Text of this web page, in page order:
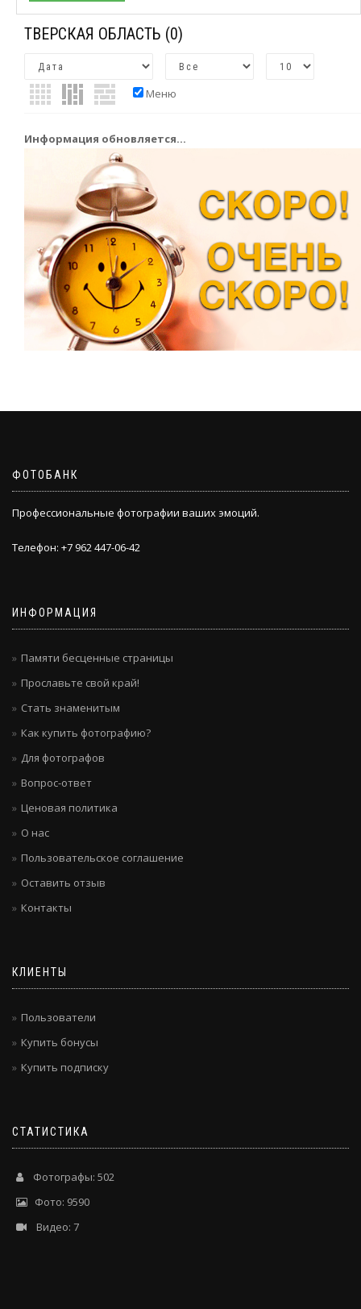
ТВЕРСКАЯ ОБЛАСТЬ (0)
Меню
Информация обновляется...
ФОТОБАНК
Профессиональные фотографии ваших эмоций.
Телефон: +7 962 447-06-42
ИНФОРМАЦИЯ
Памяти бесценные страницы
Прославьте свой край!
Стать знаменитым
Как купить фотографию?
Для фотографов
Вопрос-ответ
Ценовая политика
О нас
Пользовательское соглашение
Оставить отзыв
Контакты
КЛИЕНТЫ
Пользователи
Купить бонусы
Купить подписку
СТАТИСТИКА
Фотографы: 502
Фото: 9590
Видео: 7